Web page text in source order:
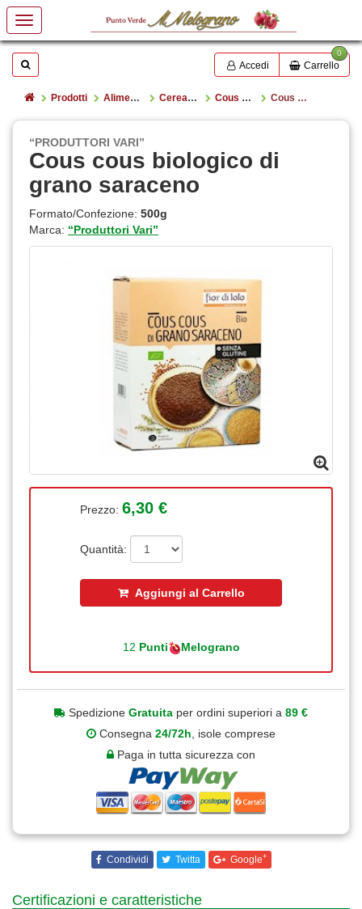
Cerca Accedi
0
Carrello
HomeProdotti Alimentazione Cereali e legumi Cous cous e boulgur Cous cous biologico di grano saraceno
“PRODUTTORI VARI”
Cous cous biologico di
grano saraceno
Formato/Confezione: 500g
Marca: “Produttori Vari”
Prezzo: 6,30 €
Quantità:
Aggiungi al Carrello
12 Punti Melograno
Spedizione Gratuita per ordini superiori a 89 €
Consegna 24/72h , isole comprese
Paga in tutta sicurezza con
Condividi Twitta Google+
Certificazioni e caratteristiche